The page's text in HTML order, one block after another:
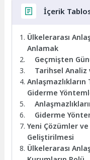
İçerik
Ülkelerarası
Anlamak
Geçmişten
Tarihsel Analiz
Giderme
Giderme
Yeni Çözümler
Geliştirilmesi
Ülkelerarası